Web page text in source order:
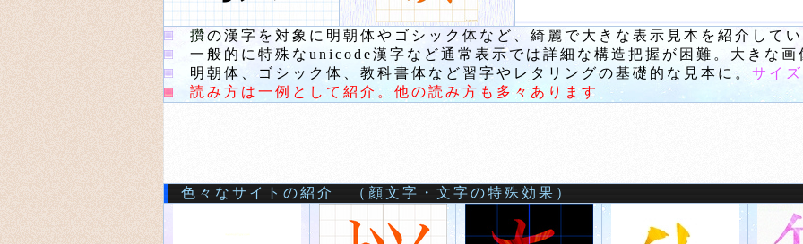
攢の漢字を対象に明朝体やゴシック体など、綺麗で大きな表示見本を紹介して
一般的に特殊なunicode漢字など通常表示では詳細な構造把握が困難。大きな画
明朝体、ゴシック体、教科書体など習字やレタリングの基礎的な見本に。 サイ
読み方は一例として紹介。他の読み方も多々あります
色々なサイトの紹介 （顔文字・文字の特殊効果）